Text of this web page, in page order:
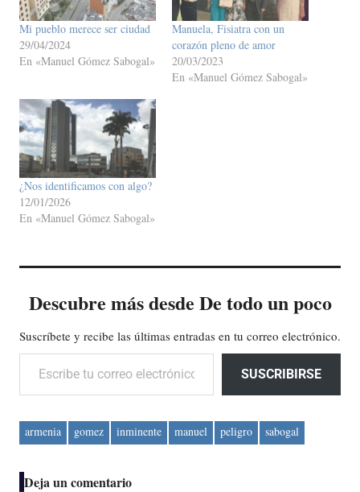
Mi pueblo merece ser ciudad
29/04/2024
En «Manuel Gómez Sabogal»
Manuela, Fisiatra con un
corazón pleno de amor
20/03/2023
En «Manuel Gómez Sabogal»
¿Nos identificamos con algo?
12/01/2026
En «Manuel Gómez Sabogal»
Descubre más desde De todo un poco
Suscríbete y recibe las últimas entradas en tu correo electrónico.
Escribe tu correo electrónico…
SUSCRIBIRSE
armenia gomez inminente manuel peligro sabogal
Deja un comentario